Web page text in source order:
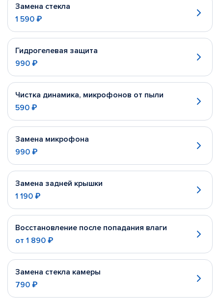
Замена стекла
1 590 ₽
Гидрогелевая защита
990 ₽
Чистка динамика, микрофонов от пыли
590 ₽
Замена микрофона
990 ₽
Замена задней крышки
1 190 ₽
Восстановление после попадания влаги
от 1 890 ₽
Замена стекла камеры
790 ₽